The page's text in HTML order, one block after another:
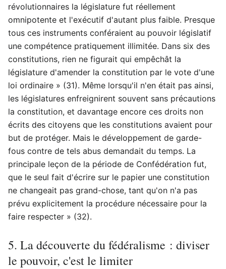
révolutionnaires la législature fut réellement
omnipotente et l'exécutif d'autant plus faible. Presque
tous ces instruments conféraient au pouvoir législatif
une compétence pratiquement illimitée. Dans six des
constitutions, rien ne figurait qui empêchât la
législature d'amender la constitution par le vote d'une
loi ordinaire » (31). Même lorsqu'il n'en était pas ainsi,
les législatures enfreignirent souvent sans précautions
la constitution, et davantage encore ces droits non
écrits des citoyens que les constitutions avaient pour
but de protéger. Mais le développement de garde-
fous contre de tels abus demandait du temps. La
principale leçon de la période de Confédération fut,
que le seul fait d'écrire sur le papier une constitution
ne changeait pas grand-chose, tant qu'on n'a pas
prévu explicitement la procédure nécessaire pour la
faire respecter » (32).
5. La découverte du fédéralisme : diviser
le pouvoir, c'est le limiter